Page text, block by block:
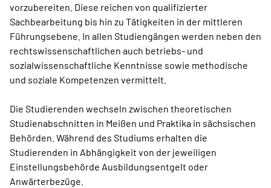
vorzubereiten. Diese reichen von qualifizierter
Sachbearbeitung bis hin zu Tätigkeiten in der mittleren
Führungsebene. In allen Studiengängen werden neben den
rechtswissenschaftlichen auch betriebs- und
sozialwissenschaftliche Kenntnisse sowie methodische
und soziale Kompetenzen vermittelt.
Die Studierenden wechseln zwischen theoretischen
Studienabschnitten in Meißen und Praktika in sächsischen
Behörden. Während des Studiums erhalten die
Studierenden in Abhängigkeit von der jeweiligen
Einstellungsbehörde Ausbildungsentgelt oder
Anwärterbezüge.